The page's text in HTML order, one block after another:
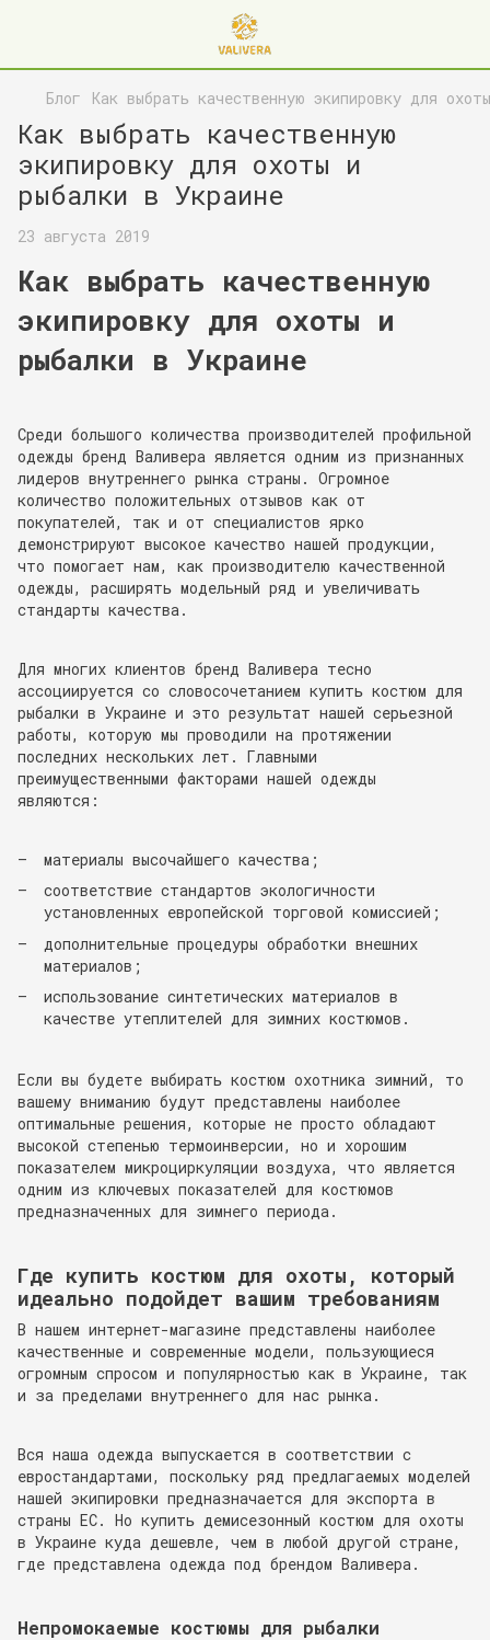
Блог Как выбрать качественную экипировку для
Как выбрать качественную
экипировку для охоты и
рыбалки в Украине
23 августа 2019
Как выбрать качественную
экипировку для охоты и
рыбалки в Украине
Среди большого количества производителей профильной
одежды бренд Валивера является одним из признанных
лидеров внутреннего рынка страны. Огромное
количество положительных отзывов как от
покупателей, так и от специалистов ярко
демонстрируют высокое качество нашей продукции,
что помогает нам, как производителю качественной
одежды, расширять модельный ряд и увеличивать
стандарты качества.
Для многих клиентов бренд Валивера тесно
ассоциируется со словосочетанием купить костюм для
рыбалки в Украине и это результат нашей серьезной
работы, которую мы проводили на протяжении
последних нескольких лет. Главными
преимущественными факторами нашей одежды
являются:
материалы высочайшего качества;
соответствие стандартов экологичности
установленных европейской торговой комиссией;
дополнительные процедуры обработки внешних
материалов;
использование синтетических материалов в
качестве утеплителей для зимних костюмов.
Если вы будете выбирать костюм охотника зимний, то
вашему вниманию будут представлены наиболее
оптимальные решения, которые не просто обладают
высокой степенью термоинверсии, но и хорошим
показателем микроциркуляции воздуха, что является
одним из ключевых показателей для костюмов
предназначенных для зимнего периода.
Где купить костюм для охоты, который
идеально подойдет вашим требованиям
В нашем интернет-магазине представлены наиболее
качественные и современные модели, пользующиеся
огромным спросом и популярностью как в Украине, так
и за пределами внутреннего для нас рынка.
Вся наша одежда выпускается в соответствии с
евростандартами, поскольку ряд предлагаемых моделей
нашей экипировки предназначается для экспорта в
страны ЕС. Но купить демисезонный костюм для охоты
в Украине куда дешевле, чем в любой другой стране,
где представлена одежда под брендом Валивера.
Непромокаемые костюмы для рыбалки